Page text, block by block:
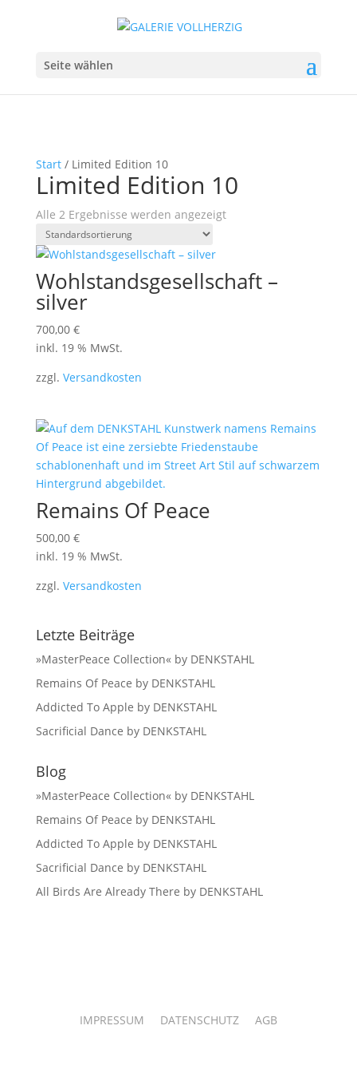
Seite wählen
Start/ Limited Edition 10
Limited Edition 10
Alle 2 Ergebnisse werden angezeigt
Wohlstandsgesellschaft –
silver
700,00 €
inkl. 19 % MwSt.
zzgl. Versandkosten
Remains Of Peace
500,00 €
inkl. 19 % MwSt.
zzgl. Versandkosten
Letzte Beiträge
»MasterPeace Collection« by DENKSTAHL
Remains Of Peace by DENKSTAHL
Addicted To Apple by DENKSTAHL
Sacrificial Dance by DENKSTAHL
Blog
»MasterPeace Collection« by DENKSTAHL
Remains Of Peace by DENKSTAHL
Addicted To Apple by DENKSTAHL
Sacrificial Dance by DENKSTAHL
All Birds Are Already There by DENKSTAHL
IMPRESSUM DATENSCHUTZ AGB